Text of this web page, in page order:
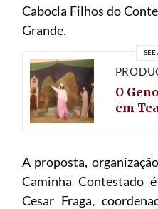
Cabocla Filhos do
Grande.
SEE
O
em
A proposta,
Caminha Contestado
Cesar Fraga,